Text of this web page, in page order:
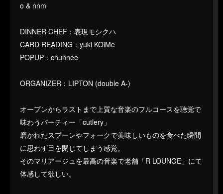
o & nnm
DINNER CHEF：表現モシクハ
CARD READING：yuki KOiMe
POPUP：chunnee
ORGANIZER：LIPTON (double A-)
オープンからラストまで上質な音楽のフルコースを聴覚で
味わうパーティー「cutlery」
磨かれたスプーンやフォークで美味しいものを食べた瞬間
に思わず目を閉じてしまう感覚。
そのマリアージュを最高の音楽で老舗「R LOUNGE」にて
体感して欲しい。